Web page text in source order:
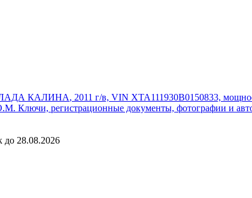
ЛАДА КАЛИНА, 2011 г/в, VIN XТА111930В0150833,
Ключи, регистрационные документы, фотографии и
до 28.08.2026